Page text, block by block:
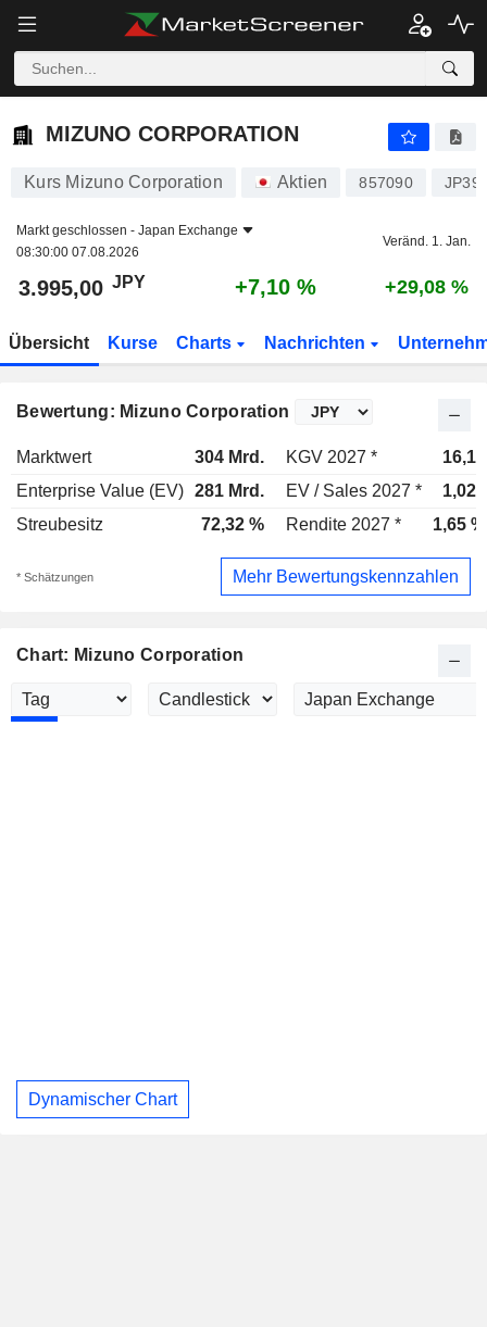
MIZUNO CORPORATION
MIZUNO CORPORATION
Kurs Mizuno Corporation Aktien 857090
Markt geschlossen - Japan Exchange
08:30:00 07.08.2026
Veränd. 1. Jan.
3.995,00 JPY +7,10 % +29,08 %
Übersicht Kurse Charts Nachrichten
Bewertung: Mizuno Corporation
Marktwert 304 Mrd. KGV 2027 *
16,1x
Enterprise Value (EV) 281 Mrd. EV / Sales 2027 *
1,02x
Streubesitz
72,32 % Rendite 2027 * 1,65 %
* Schätzungen Mehr Bewertungskennzahlen
Chart: Mizuno Corporation
Dynamischer Chart